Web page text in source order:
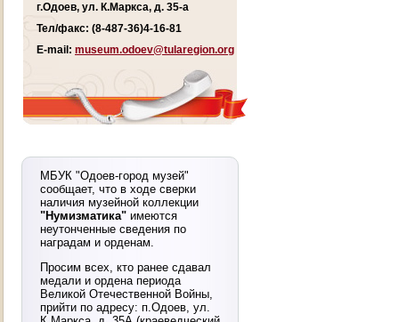
г.Одоев, ул. К.Маркса, д. 35-а
Тел/факс: (8-487-36)4-16-81
E-mail: museum.odoev@tularegion.org
МБУК "Одоев-город музей"
сообщает, что в ходе сверки
наличия музейной коллекции
"Нумизматика" имеются
неутонченные сведения по
наградам и орденам.
Просим всех, кто ранее сдавал
медали и ордена периода
Великой Отечественной Войны,
прийти по адресу: п.Одоев, ул.